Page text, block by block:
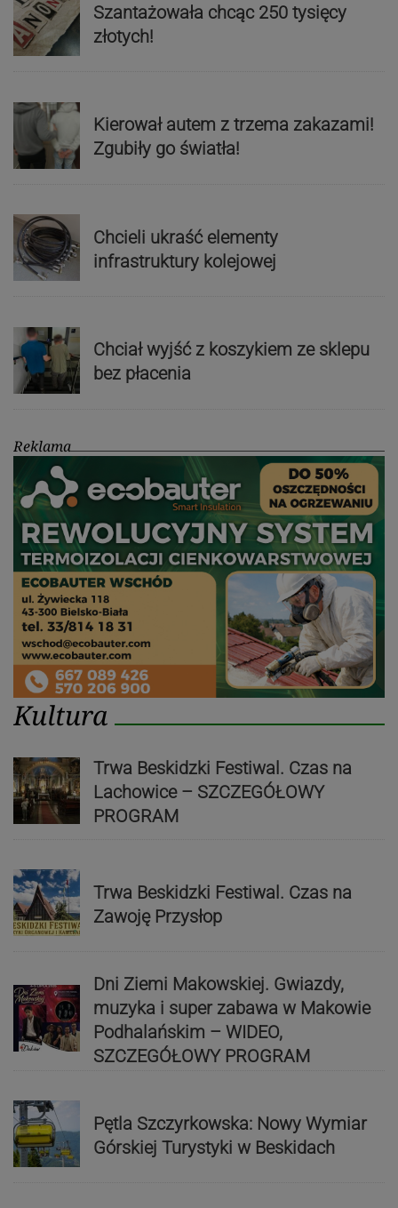
Szantażowała chcąc 250 tysięcy
złotych!
Kierował autem z trzema zakazami!
Zgubiły go światła!
Chcieli ukraść elementy
infrastruktury kolejowej
Chciał wyjść z koszykiem ze sklepu
bez płacenia
Reklama
Kultura
Trwa Beskidzki Festiwal. Czas na
Lachowice – SZCZEGÓŁOWY
PROGRAM
Trwa Beskidzki Festiwal. Czas na
Zawoję Przysłop
Dni Ziemi Makowskiej. Gwiazdy,
muzyka i super zabawa w Makowie
Podhalańskim – WIDEO,
SZCZEGÓŁOWY PROGRAM
Pętla Szczyrkowska: Nowy Wymiar
Górskiej Turystyki w Beskidach